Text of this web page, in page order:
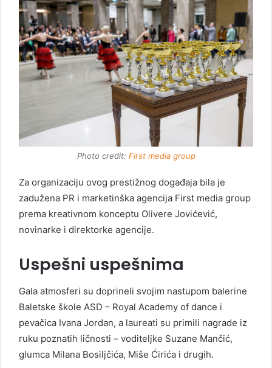
Photo credit: First media group
Za organizaciju ovog prestižnog događaja bila je
zadužena PR i marketinška agencija First media group
prema kreativnom konceptu Olivere Jovićević,
novinarke i direktorke agencije.
Uspešni uspešnima
Gala atmosferi su doprineli svojim nastupom balerine
Baletske škole ASD – Royal Academy of dance i
pevačica Ivana Jordan, a laureati su primili nagrade iz
ruku poznatih ličnosti – voditeljke Suzane Mančić,
glumca Milana Bosiljčića, Miše Ćirića i drugih.